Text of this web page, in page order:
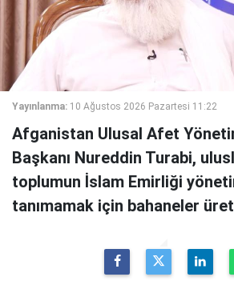
Yayınlanma: 10 Ağustos 2026 Pazartesi 11:22
Afganistan Ulusal Afet
Başkanı Nureddin Turabi,
toplumun İslam Emirliği
tanımamak için bahaneler